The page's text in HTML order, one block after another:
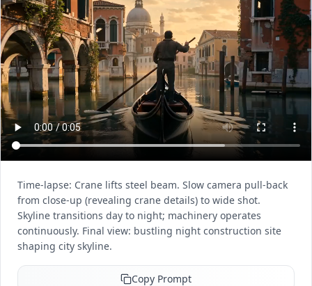
Time-lapse: Crane lifts steel beam. Slow camera pull-back
from close-up (revealing crane details) to wide shot.
Skyline transitions day to night; machinery operates
continuously. Final view: bustling night construction site
shaping city skyline.
Copy Prompt